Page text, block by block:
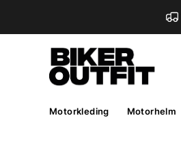
Motorkleding Motorhelm